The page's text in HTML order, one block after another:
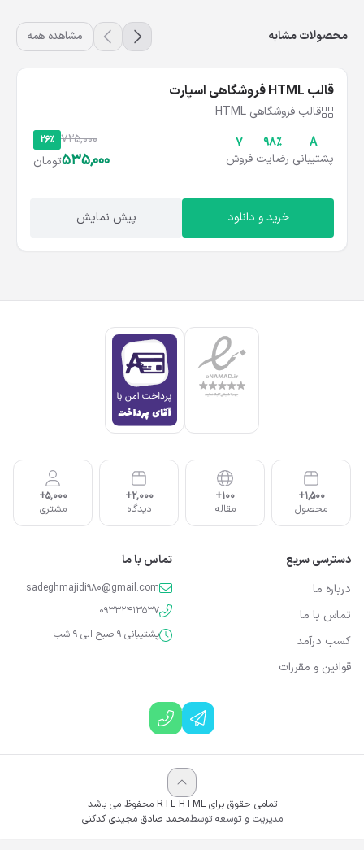
محصولات مشابه مشاهده همه
قالب HTML فروشگاهی اسپارت
قالب فروشگاهی HTML
A
پشتیبانی
۹۸%
رضایت
۷
فروش
26% 725,000
535,000تومان
خرید و دانلود پیش نمایش
1,500+
محصول
100+
مقاله
2,000+
دیدگاه
5,000+
مشتری
دسترسی سریع
درباره ما
تماس با ما
کسب درآمد
قوانین و مقررات
تماس با ما
sadeghmajidi980@gmail.com
09332413537
پشتیبانی 9 صبح الی 9 شب
تمامی حقوق برای RTL HTML محفوظ می باشد
مدیریت و توسعه توسطمحمد صادق مجیدی کدکنی